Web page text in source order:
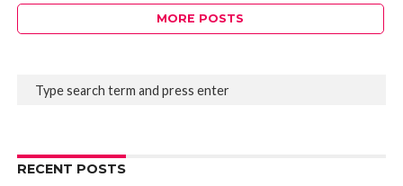
MORE POSTS
RECENT POSTS